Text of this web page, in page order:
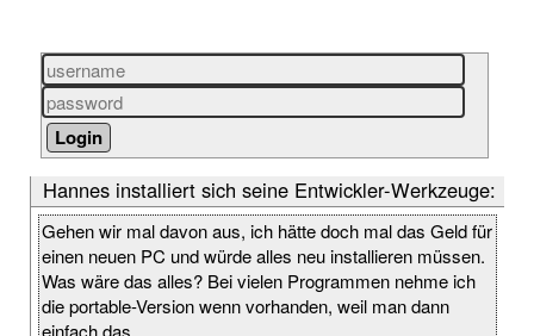
Hannes installiert sich seine Entwickler-Werkzeuge:
Gehen wir mal davon aus, ich hätte doch mal das Geld für
einen neuen PC und würde alles neu installieren müssen.
Was wäre das alles? Bei vielen Programmen nehme ich
die portable-Version wenn vorhanden, weil man dann
einfach das